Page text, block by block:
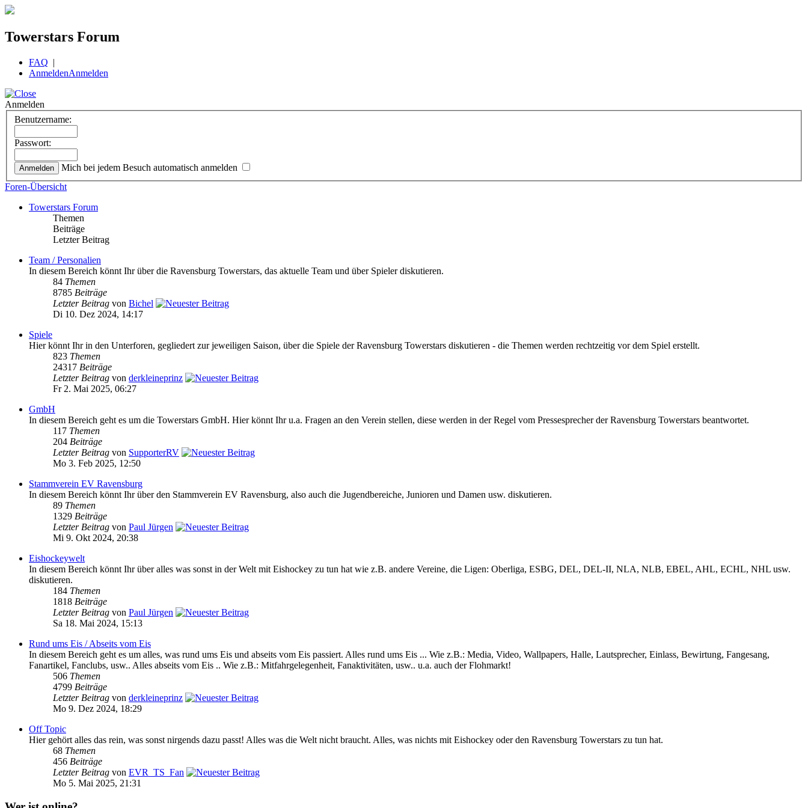
Towerstars Forum
FAQ |
AnmeldenAnmelden
Anmelden
Benutzername:
Passwort:
Mich bei jedem Besuch automatisch anmelden
Foren-Übersicht
Towerstars Forum
Themen
Beiträge
Letzter Beitrag
Team / Personalien
In diesem Bereich könnt Ihr über die Ravensburg Towerstars, das aktuelle Team und über Spieler diskutieren.
84 Themen
8785 Beiträge
Letzter Beitrag von Bichel
Di 10. Dez 2024, 14:17
Spiele
Hier könnt Ihr in den Unterforen, gegliedert zur jeweiligen Saison, über die Spiele der Ravensburg Towerstars diskutieren - die Themen werden rechtzeitig vor dem Spiel erstellt.
823 Themen
24317 Beiträge
Letzter Beitrag von derkleineprinz
Fr 2. Mai 2025, 06:27
GmbH
In diesem Bereich geht es um die Towerstars GmbH. Hier könnt Ihr u.a. Fragen an den Verein stellen, diese werden in der Regel vom Pressesprecher der Ravensburg Towerstars beantwortet.
117 Themen
204 Beiträge
Letzter Beitrag von SupporterRV
Mo 3. Feb 2025, 12:50
Stammverein EV Ravensburg
In diesem Bereich könnt Ihr über den Stammverein EV Ravensburg, also auch die Jugendbereiche, Junioren und Damen usw. diskutieren.
89 Themen
1329 Beiträge
Letzter Beitrag von Paul Jürgen
Mi 9. Okt 2024, 20:38
Eishockeywelt
In diesem Bereich könnt Ihr über alles was sonst in der Welt mit Eishockey zu tun hat wie z.B. andere Vereine, die Ligen: Oberliga, ESBG, DEL, DEL-II, NLA, NLB, EBEL, AHL, ECHL, NHL usw.
diskutieren.
184 Themen
1818 Beiträge
Letzter Beitrag von Paul Jürgen
Sa 18. Mai 2024, 15:13
Rund ums Eis / Abseits vom Eis
In diesem Bereich geht es um alles, was rund ums Eis und abseits vom Eis passiert. Alles rund ums Eis ... Wie z.B.: Media, Video, Wallpapers, Halle, Lautsprecher, Einlass, Bewirtung, Fangesang,
Fanartikel, Fanclubs, usw.. Alles abseits vom Eis .. Wie z.B.: Mitfahrgelegenheit, Fanaktivitäten, usw.. u.a. auch der Flohmarkt!
506 Themen
4799 Beiträge
Letzter Beitrag von derkleineprinz
Mo 9. Dez 2024, 18:29
Off Topic
Hier gehört alles das rein, was sonst nirgends dazu passt! Alles was die Welt nicht braucht. Alles, was nichts mit Eishockey oder den Ravensburg Towerstars zu tun hat.
68 Themen
456 Beiträge
Letzter Beitrag von EVR_TS_Fan
Mo 5. Mai 2025, 21:31